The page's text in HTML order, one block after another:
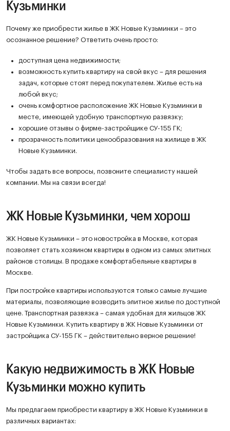
Кузьминки
Почему же приобрести жилье в ЖК Новые Кузьминки – это
осознанное решение? Ответить очень просто:
доступная цена недвижимости;
возможность купить квартиру на свой вкус – для решения
задач, которые стоят перед покупателем. Жилье есть на
любой вкус;
очень комфортное расположение ЖК Новые Кузьминки в
месте, имеющей удобную транспортную развязку;
хорошие отзывы о фирме-застройщике СУ-155 ГК;
прозрачность политики ценообразования на жилище в ЖК
Новые Кузьминки.
Чтобы задать все вопросы, позвоните специалисту нашей
компании. Мы на связи всегда!
ЖК Новые Кузьминки, чем хорош
ЖК Новые Кузьминки – это новостройка в Москве, которая
позволяет стать хозяином квартиры в одном из самых элитных
районов столицы. В продаже комфортабельные квартиры в
Москве.
При постройке квартиры используются только самые лучшие
материалы, позволяющие возводить элитное жилье по доступной
цене. Транспортная развязка – самая удобная для жильцов ЖК
Новые Кузьминки. Купить квартиру в ЖК Новые Кузьминки от
застройщика СУ-155 ГК – действительно верное решение!
Какую недвижимость в ЖК Новые
Кузьминки можно купить
Мы предлагаем приобрести квартиру в ЖК Новые Кузьминки в
различных вариантах: